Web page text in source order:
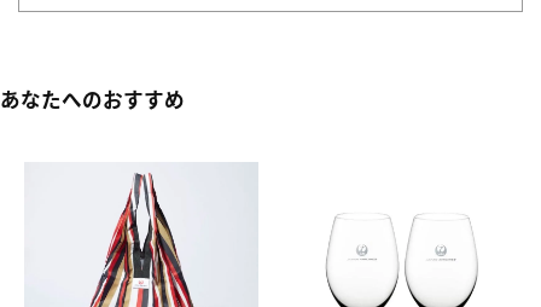
あなたへのおすすめ